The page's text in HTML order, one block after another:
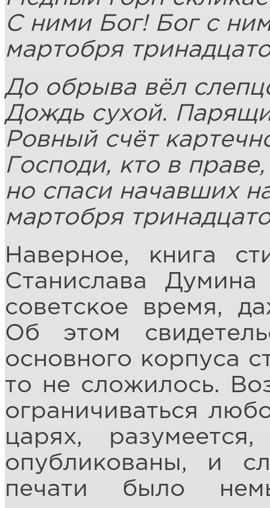
С ними Бог! Бог с
мартобря
До обрыва вёл
Дождь сухой.
Ровный счёт
Господи, кто в
но спаси начавших
мартобря
Наверное, книга
Станислава
советское время,
Об этом
основного корпуса
то не сложилось.
ограничиваться
царях,
опубликованы, и
печати было